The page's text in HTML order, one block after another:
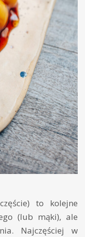
to kolejne
(lub mąki), ale
Najczęściej w